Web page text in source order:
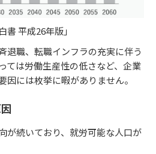
平成26年版」
退職、転職インフラの充実に伴う
ては労働生産性の低さなど、企業
因には枚挙に暇がありません。
が続いており、就労可能な人口が